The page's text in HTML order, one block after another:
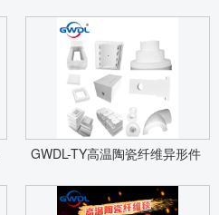
GWDL-TY高温陶瓷纤维异形件